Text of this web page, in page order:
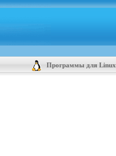
Программы для Linux